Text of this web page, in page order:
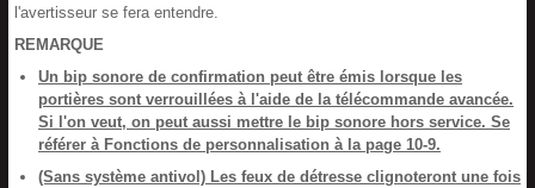
l'avertisseur se fera entendre.
REMARQUE
Un bip sonore de confirmation peut être émis lorsque les
portières sont verrouillées à l'aide de la télécommande avancée.
Si l'on veut, on peut aussi mettre le bip sonore hors service. Se
référer à Fonctions de personnalisation à la page 10-9.
(Sans système antivol) Les feux de détresse clignoteront une fois